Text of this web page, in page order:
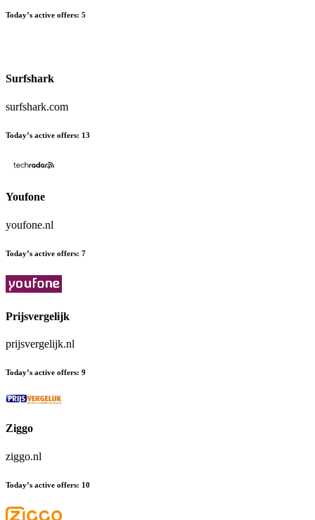
Today’s active offers: 5
Surfshark
surfshark.com
Today’s active offers: 13
Youfone
youfone.nl
Today’s active offers: 7
Prijsvergelijk
prijsvergelijk.nl
Today’s active offers: 9
Ziggo
ziggo.nl
Today’s active offers: 10